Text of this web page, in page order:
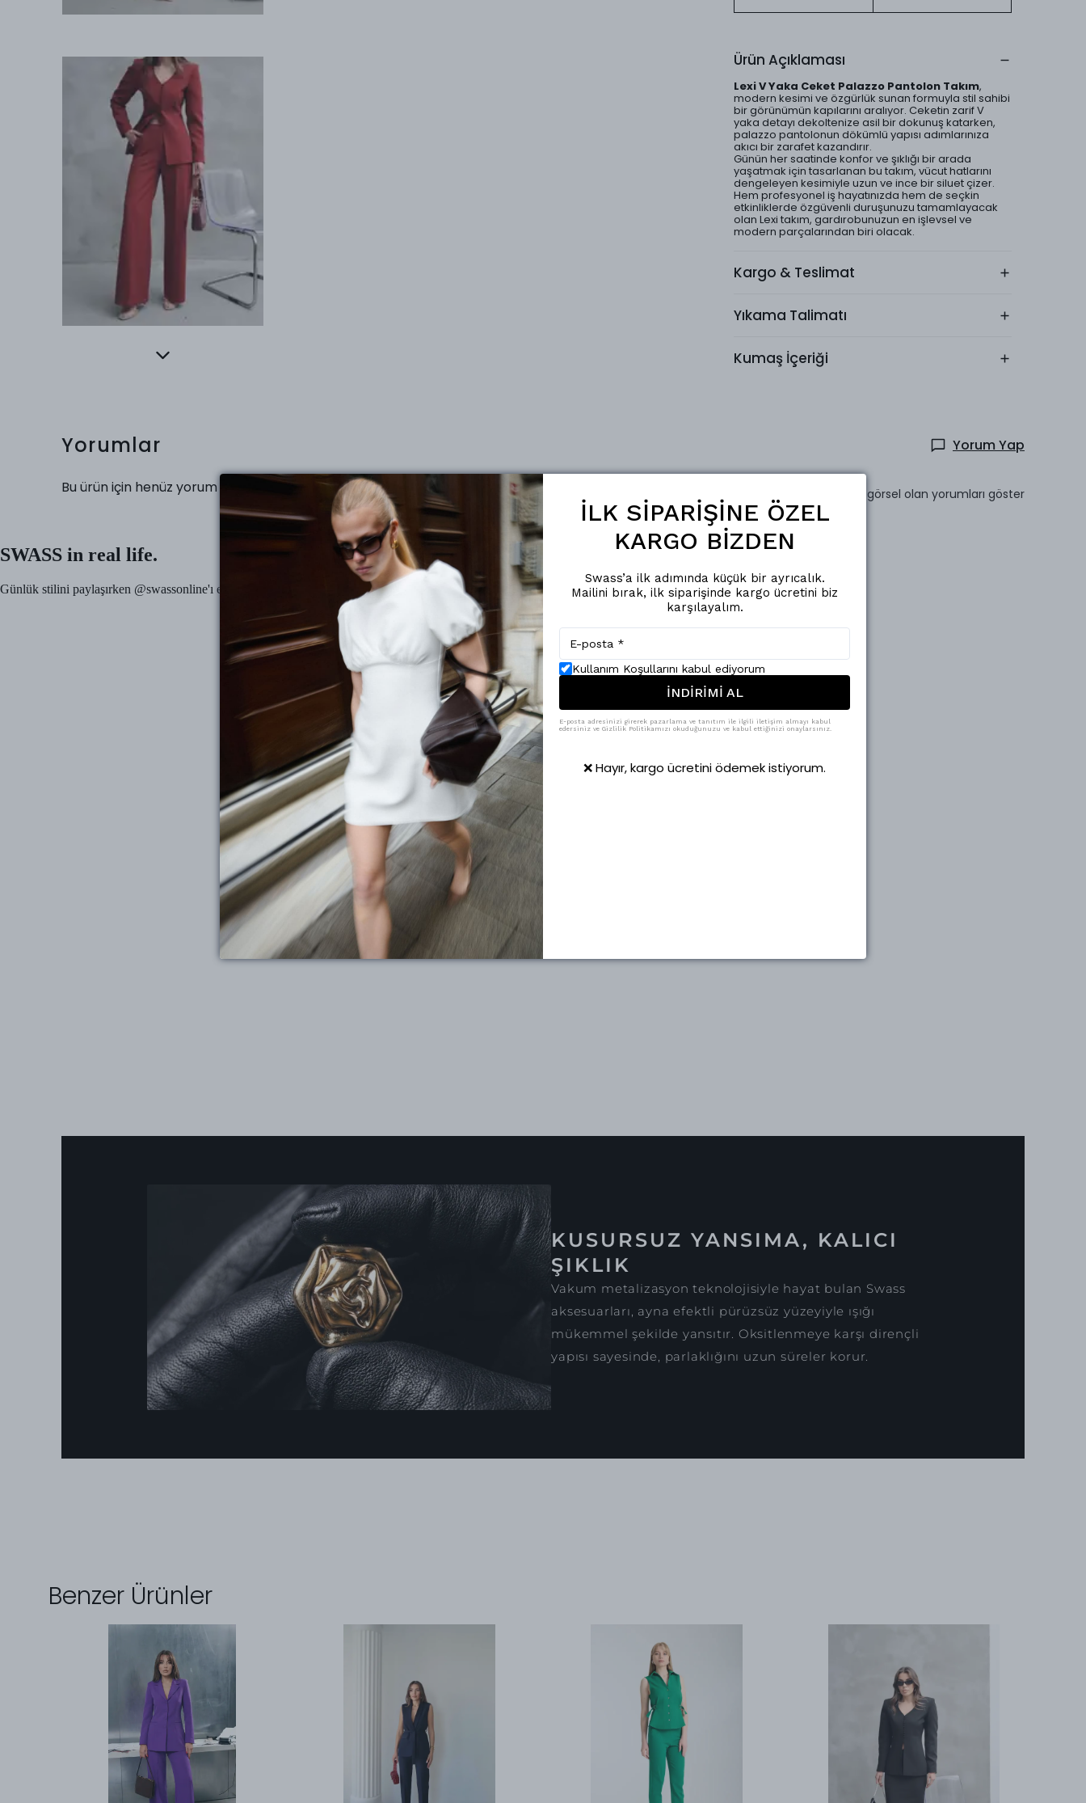
Ürün Açıklaması
Lexi V Yaka Ceket Palazzo Pantolon Takım,
modern kesimi ve özgürlük sunan formuyla stil sahibi
bir görünümün kapılarını aralıyor. Ceketin zarif V
yaka detayı dekoltenize asil bir dokunuş katarken,
palazzo pantolonun dökümlü yapısı adımlarınıza
akıcı bir zarafet kazandırır.
Günün her saatinde konfor ve şıklığı bir arada
yaşatmak için tasarlanan bu takım, vücut hatlarını
dengeleyen kesimiyle uzun ve ince bir siluet çizer.
Hem profesyonel iş hayatınızda hem de seçkin
etkinliklerde özgüvenli duruşunuzu tamamlayacak
olan Lexi takım, gardırobunuzun en işlevsel ve
modern parçalarından biri olacak.
Kargo & Teslimat
Yıkama Talimatı
Kumaş İçeriği
Yorumlar Yorum Yap
Bu ürün için henüz yorum yapılmamış. Sadece görsel olan yorumları göster
KUSURSUZ YANSIMA, KALICI
ŞIKLIK
Vakum metalizasyon teknolojisiyle hayat bulan Swass
aksesuarları, ayna efektli pürüzsüz yüzeyiyle ışığı
mükemmel şekilde yansıtır. Oksitlenmeye karşı dirençli
yapısı sayesinde, parlaklığını uzun süreler korur.
Benzer Ürünler
İLK SİPARİŞİNE ÖZEL
KARGO BİZDEN
Swass’a ilk adımında küçük bir ayrıcalık.
Mailini bırak, ilk siparişinde kargo ücretini biz
karşılayalım.
Kullanım Koşullarını kabul ediyorum
İNDİRİMİ AL
E-posta adresinizi girerek pazarlama ve tanıtım ile ilgili iletişim almayı kabul
edersiniz ve Gizlilik Politikamızı okuduğunuzu ve kabul ettiğinizi onaylarsınız.
❌ Hayır, kargo ücretini ödemek istiyorum.